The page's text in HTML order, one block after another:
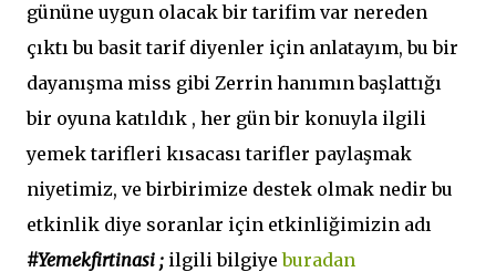
gününe uygun olacak bir tarifim var nereden
çıktı bu basit tarif diyenler için anlatayım, bu bir
dayanışma miss gibi Zerrin hanımın başlattığı
bir oyuna katıldık , her gün bir konuyla ilgili
yemek tarifleri kısacası tarifler paylaşmak
niyetimiz, ve birbirimize destek olmak nedir bu
etkinlik diye soranlar için etkinliğimizin adı
#Yemekfirtinasi ; ilgili bilgiye buradan